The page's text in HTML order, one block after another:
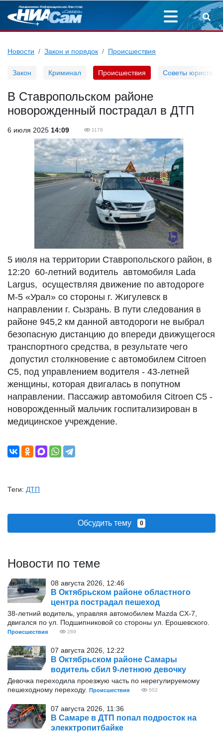
Новости Закон и порядок Происшествия
Закон Криминал Происшествия Советы юриста
В Ставропольском районе
новорожденный пострадал в ДТП
6 июля 2025 14:09 1178
5 июля на территории Ставропольского район, в
12:20 60-летний водитель автомобиля Lada
Largus, осуществляя движение по автодороге
М-5 «Урал» со стороны г. Жигулевск в
направлении г. Сызрань. В пути следования в
районе 945,2 км данной автодороги не выбрал
безопасную дистанцию до впереди движущегося
транспортного средства, в результате чего
допустил столкновение с автомобилем Citroеn
C5, под управлением водителя - 43-летней
женщины, которая двигалась в попутном
направлении. Пассажир автомобиля Citroеn C5 -
новорожденный мальчик госпитализирован в
медицинское учреждение.
Теги: ДТП
Обсудить тему 0
Новости по теме
08 августа 2026, 12:46
В Октябрьском районе областного
центра пострадал пешеход
38-летний водитель, управляя автомобилем Mazda CX-7,
двигался по ул. Подшипниковой со стороны ул. Ерошевского.
Происшествия 289
07 августа 2026, 12:22
В Октябрьском районе Самары
водитель сбил 9-летнюю девочку
Девочка переходила проезжую часть по нерегулируемому
пешеходному переходу. Происшествия 502
07 августа 2026, 11:36
В Самаре в ДТП попал подросток на
элекктропитбайке